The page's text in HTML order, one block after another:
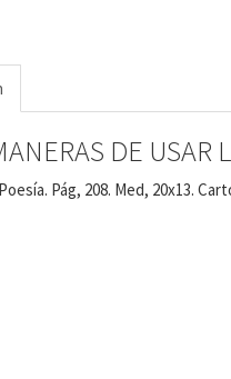
DE USAR
Pág, 208. Med, 20x13.